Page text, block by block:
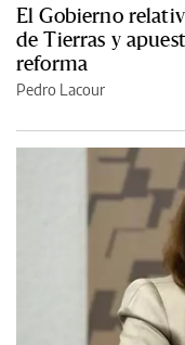
El Gobierno
de Tierras y
reforma
Pedro Lacour